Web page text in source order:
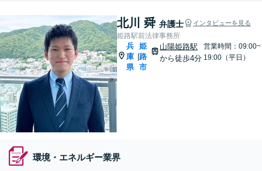
北川 舜 弁護士 インタビューを見る
姫路駅前法律事務所
兵
庫
県
姫
路
市
山陽姫路駅
から徒歩4分
営業時間：09:00~
19:00（平日）
環境・エネルギー業界